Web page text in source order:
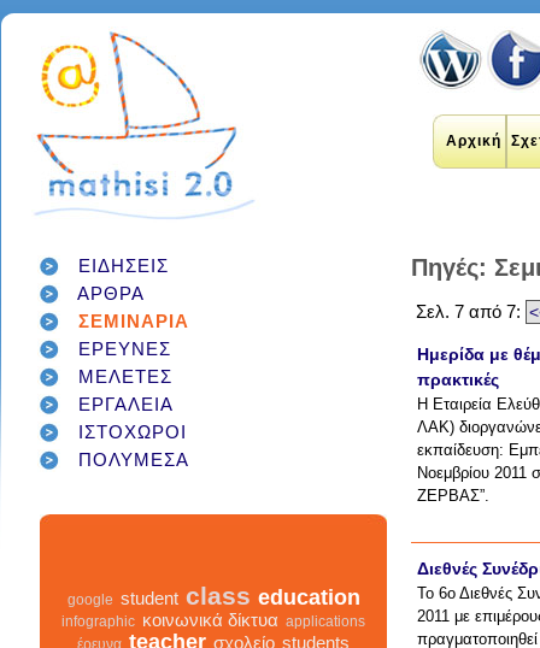
Αρχική
ΕΙΔΗΣΕΙΣ
ΑΡΘΡΑ
ΣΕΜΙΝΑΡΙΑ
ΕΡΕΥΝΕΣ
ΜΕΛΕΤΕΣ
ΕΡΓΑΛΕΙΑ
ΙΣΤΟΧΩΡΟΙ
ΠΟΛΥΜΕΣΑ
internet εκπαιδευτικοί
εκπαίδευση
διαδίκτυο μάθηση
σχολείο
εργαλεία teacher
infographic
class
κοινωνικά δίκτυα
social media
google student class education
infographic κοινωνικά δίκτυα
applications
Πηγές:
Σελ. 7 από 7:
Ημερίδα με
πρακτικές
Η Εταιρεία
ΛΑΚ)
εκπαίδευση:
Νοεμβρίου 2011
ΖΕΡΒΑΣ”.
Διεθνές
Το 6ο Διεθνές
2011 με